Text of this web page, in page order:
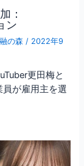
：
ン
の森 / 2022年9
更田梅と
が雇用主を選